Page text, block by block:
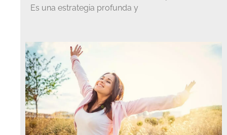
Es una estrategia profunda y